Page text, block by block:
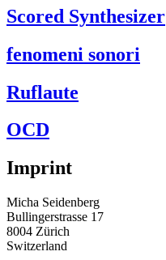
Scored Synthesizer
fenomeni sonori
Ruflaute
OCD
Imprint
Micha Seidenberg
Bullingerstrasse 17
8004 Zürich
Switzerland